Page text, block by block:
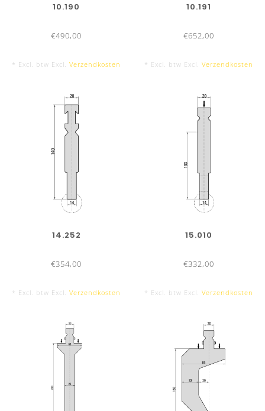
10.190
€490,00
* Excl. btw Excl. Verzendkosten
10.191
€652,00
* Excl. btw Excl. Verzendkosten
14.252
€354,00
* Excl. btw Excl. Verzendkosten
15.010
€332,00
* Excl. btw Excl. Verzendkosten